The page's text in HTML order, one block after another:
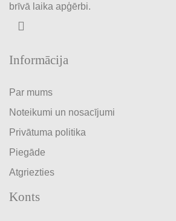
brīvā laika apģērbi.
Informācija
Par mums
Noteikumi un nosacījumi
Privātuma politika
Piegāde
Atgriezties
Konts